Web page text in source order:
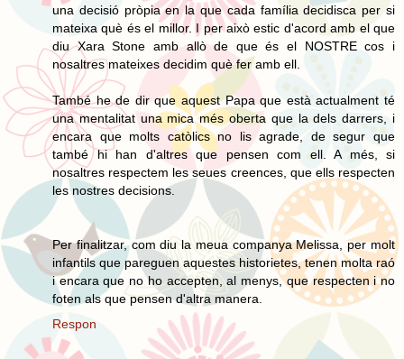
una decisió pròpia en la que cada família decidisca per si
mateixa què és el millor. I per això estic d'acord amb el que
diu Xara Stone amb allò de que és el NOSTRE cos i
nosaltres mateixes decidim què fer amb ell.
També he de dir que aquest Papa que està actualment té
una mentalitat una mica més oberta que la dels darrers, i
encara que molts catòlics no lis agrade, de segur que
també hi han d'altres que pensen com ell. A més, si
nosaltres respectem les seues creences, que ells respecten
les nostres decisions.
Per finalitzar, com diu la meua companya Melissa, per molt
infantils que pareguen aquestes historietes, tenen molta raó
i encara que no ho accepten, al menys, que respecten i no
foten als que pensen d'altra manera.
Respon